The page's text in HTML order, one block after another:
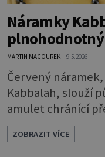
Náramky
MARTIN MACOUREK 9.5.2026
Červený
Kabbalah, slouží
amulet chránící
současné
symbol posouvá
ZOBRAZIT VÍCE